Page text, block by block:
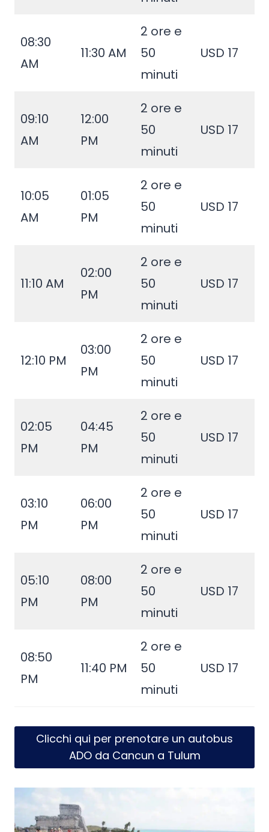
08:30
AM
11:30 AM
2 ore e
50
minuti
USD 17
09:10
AM
12:00
PM
2 ore e
50
minuti
USD 17
10:05
AM
01:05
PM
2 ore e
50
minuti
USD 17
11:10 AM
02:00
PM
2 ore e
50
minuti
USD 17
12:10 PM
03:00
PM
2 ore e
50
minuti
USD 17
02:05
PM
04:45
PM
2 ore e
50
minuti
USD 17
03:10
PM
06:00
PM
2 ore e
50
minuti
USD 17
05:10
PM
08:00
PM
2 ore e
50
minuti
USD 17
08:50
PM
11:40 PM
2 ore e
50
minuti
USD 17
Clicchi qui per prenotare un autobus
ADO da Cancun a Tulum